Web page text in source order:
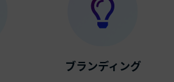
ブランディング